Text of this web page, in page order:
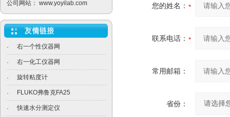
公司网站： www.yoyilab.com
· 右一个性仪器网
· 右一化工仪器网
· 旋转粘度计
· FLUKO弗鲁克FA25
· 快速水分测定仪
您的姓名：
联系电话：
常用邮箱：
省份：